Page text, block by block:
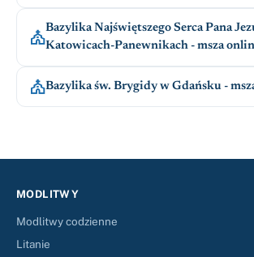
Bazylika Najświętszego Serca Pana
Katowicach-Panewnikach - msza
Bazylika św. Brygidy w Gdańsku -
MODLITWY
Modlitwy codzienne
Litanie